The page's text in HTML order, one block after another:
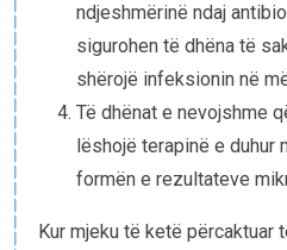
ndjeshmërinë ndaj
sigurohen të dhëna të
shërojë infeksionin në
Të dhënat e nevojshme
lëshojë terapinë e duhur
formën e rezultateve
Kur mjeku të ketë përcaktuar